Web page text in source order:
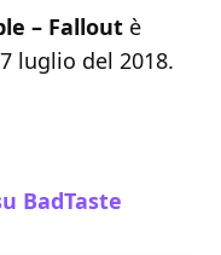
– Fallout è
luglio del 2018.
BadTaste